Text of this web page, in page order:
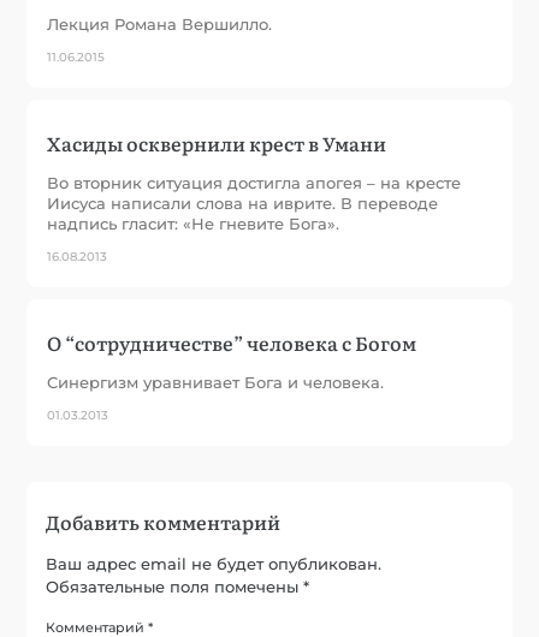
Лекция Романа Вершилло.
11.06.2015
Хасиды осквернили крест в Умани
Во вторник ситуация достигла апогея – на кресте
Иисуса написали слова на иврите. В переводе
надпись гласит: «Не гневите Бога».
16.08.2013
О “сотрудничестве” человека с Богом
Синергизм уравнивает Бога и человека.
01.03.2013
Добавить комментарий
Ваш адрес email не будет опубликован.
Обязательные поля помечены*
Комментарий*